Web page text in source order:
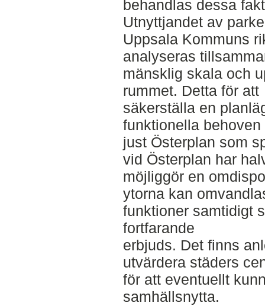
behandlas dessa
Utnyttjandet av
Uppsala Kommuns
analyseras
mänsklig skala och
rummet. Detta för att
säkerställa en
funktionella
just Österplan som
vid Österplan har
möjliggör en
ytorna kan
funktioner samtidigt
fortfarande
erbjuds. Det finns
utvärdera städers
för att eventuellt
samhällsnytta.